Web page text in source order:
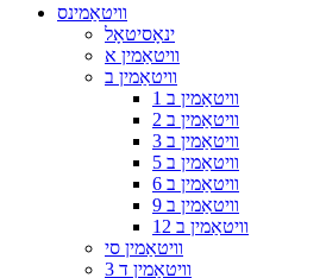
וויטאַמינס
ינאָסיטאָל
וויטאַמין א
וויטאַמין ב
וויטאַמין ב 1
וויטאַמין ב 2
וויטאַמין ב 3
וויטאַמין ב 5
וויטאַמין ב 6
וויטאַמין ב 9
וויטאַמין ב 12
וויטאַמין סי
וויטאַמין ד 3